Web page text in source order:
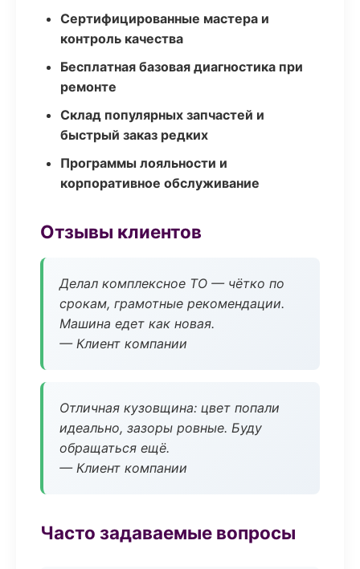
Сертифицированные мастера и
контроль качества
Бесплатная базовая диагностика при
ремонте
Склад популярных запчастей и
быстрый заказ редких
Программы лояльности и
корпоративное обслуживание
Отзывы клиентов
Делал комплексное ТО — чётко по
срокам, грамотные рекомендации.
Машина едет как новая.
— Клиент компании
Отличная кузовщина: цвет попали
идеально, зазоры ровные. Буду
обращаться ещё.
— Клиент компании
Часто задаваемые вопросы